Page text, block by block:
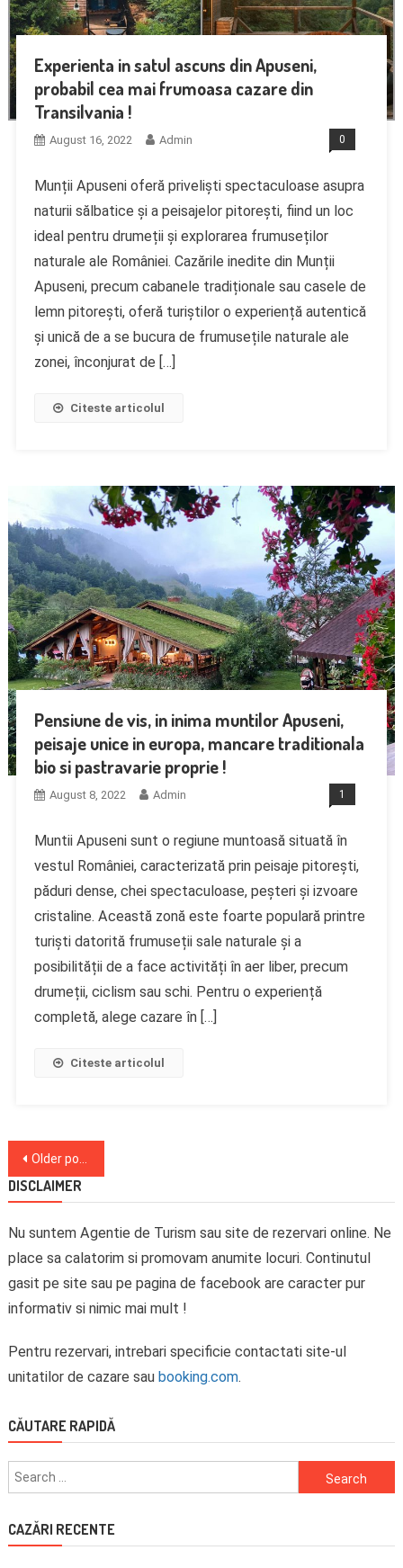
Experienta in satul ascuns din Apuseni,
probabil cea mai frumoasa cazare din
Transilvania !
August 16, 2022 Admin 0
Munții Apuseni oferă priveliști spectaculoase asupra
naturii sălbatice și a peisajelor pitorești, fiind un loc
ideal pentru drumeții și explorarea frumuseților
naturale ale României. Cazările inedite din Munții
Apuseni, precum cabanele tradiționale sau casele de
lemn pitorești, oferă turiștilor o experiență autentică
și unică de a se bucura de frumusețile naturale ale
zonei, înconjurat de […]
Citeste articolul
Pensiune de vis, in inima muntilor Apuseni,
peisaje unice in europa, mancare traditionala
bio si pastravarie proprie !
August 8, 2022 Admin 1
Muntii Apuseni sunt o regiune muntoasă situată în
vestul României, caracterizată prin peisaje pitorești,
păduri dense, chei spectaculoase, peșteri și izvoare
cristaline. Această zonă este foarte populară printre
turiști datorită frumuseții sale naturale și a
posibilității de a face activități în aer liber, precum
drumeții, ciclism sau schi. Pentru o experiență
completă, alege cazare în […]
Citeste articolul
Posts
navigation
Older posts
DISCLAIMER
Nu suntem Agentie de Turism sau site de rezervari online. Ne
place sa calatorim si promovam anumite locuri. Continutul
gasit pe site sau pe pagina de facebook are caracter pur
informativ si nimic mai mult !
Pentru rezervari, intrebari specificie contactati site-ul
unitatilor de cazare sau booking.com.
CĂUTARE RAPIDĂ
Search
for:
CAZĂRI RECENTE